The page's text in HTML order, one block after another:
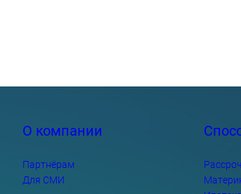
О компании
Партнёрам
Для СМИ